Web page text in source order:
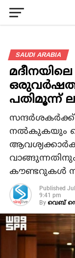
SAUDI ARABIA
പതിമൂന്ന്
നല്‍കുകയും
കൗണ്ടറുകള്‍
Published
9:41 pm
By വെബ്